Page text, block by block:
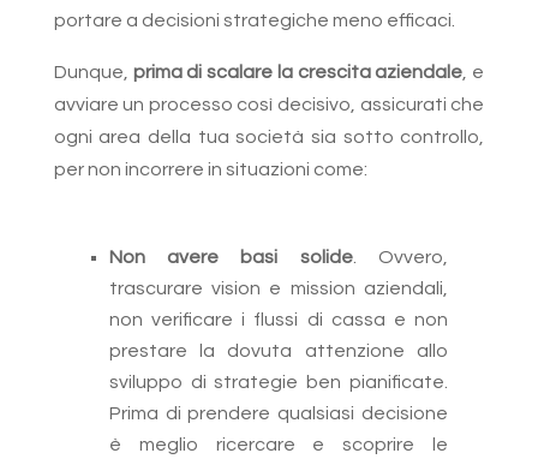
portare a decisioni strategiche meno efficaci.
Dunque, prima di scalare la crescita aziendale , e
avviare un processo così decisivo, assicurati che
ogni area della tua società sia sotto controllo,
per non incorrere in situazioni come:
Non avere basi solide. Ovvero,
trascurare vision e mission aziendali,
non verificare i flussi di cassa e non
prestare la dovuta attenzione allo
sviluppo di strategie ben pianificate.
Prima di prendere qualsiasi decisione
è meglio ricercare e scoprire le